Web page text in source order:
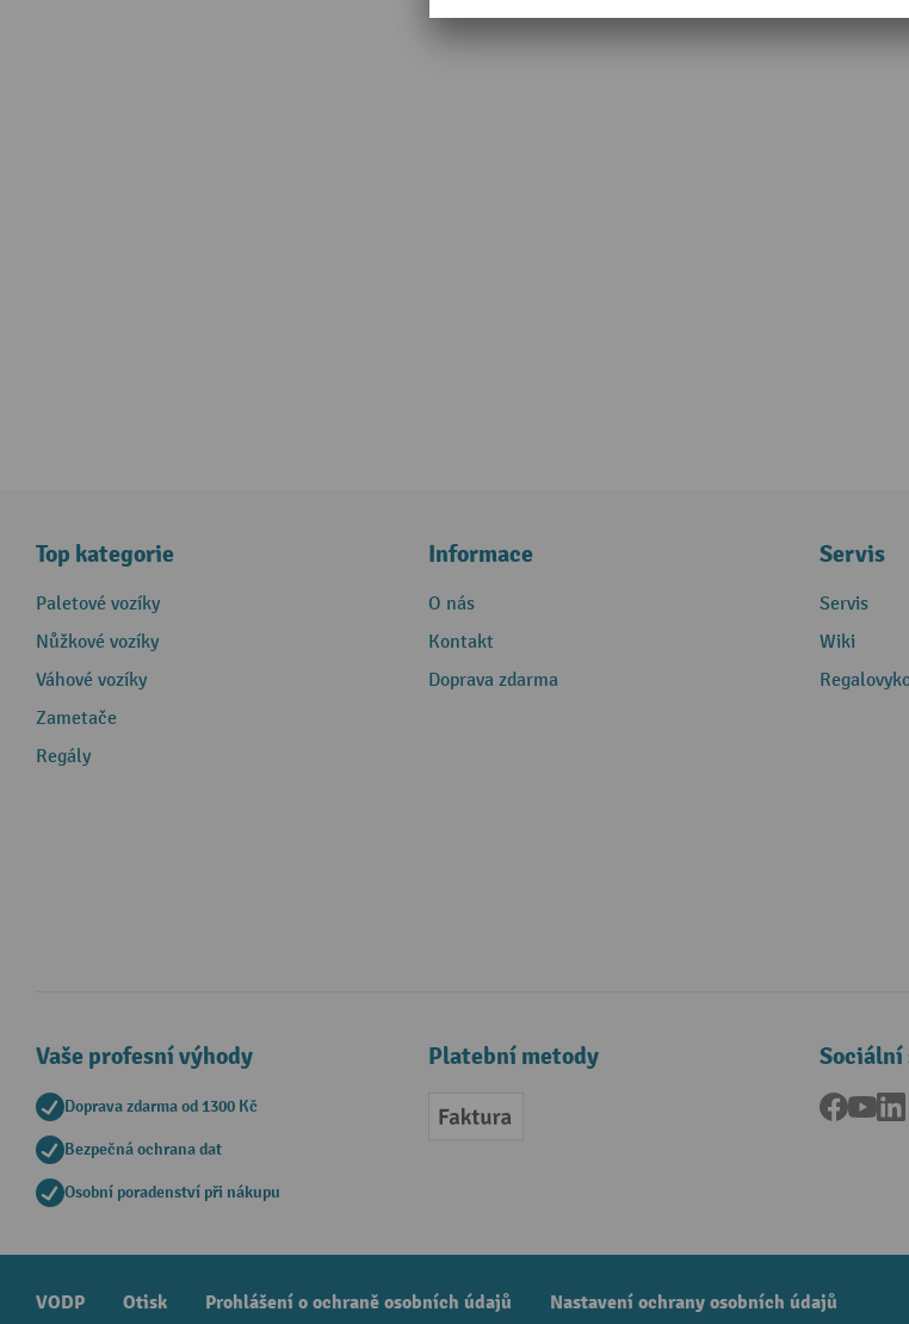
Top kategorie
Paletové vozíky
Nůžkové vozíky
Váhové vozíky
Zametače
Regály
Informace
O nás
Kontakt
Doprava zdarma
Servis
Servis
Wiki
Vaše profesní výhody
Doprava zdarma od 1300 Kč
Bezpečná ochrana dat
Osobní poradenství při nákupu
Platební metody
Faktura
VODP Otisk Prohlášení o ochraně osobních údajů Nastavení ochrany osobních údajů